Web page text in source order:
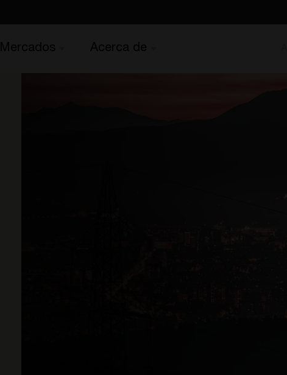
Mercados Acerca de